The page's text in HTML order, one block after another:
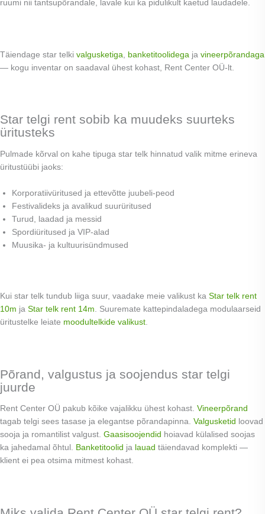
ruumi nii tantsupõrandale, lavale kui ka pidulikult kaetud laudadele.
Täiendage star telki valgusketiga banketitoolidega ja vineerpõrandaga
— kogu inventar on saadaval ühest kohast, Rent Center OÜ-lt.
Star telgi rent sobib ka muudeks suurteks
üritusteks
Pulmade kõrval on kahe tipuga star telk hinnatud valik mitme erineva
üritustüübi jaoks:
Korporatiivüritused ja ettevõtte juubeli-peod
Festivalideks ja avalikud suurüritused
Turud, laadad ja messid
Spordiüritused ja VIP-alad
Muusika- ja kultuurisündmused
Kui star telk tundub liiga suur, vaadake meie valikust ka Star telk rent
10m ja Star telk rent 14m . Suuremate kattepindaladega modulaarseid
üritustelke leiate moodultelkide valikust
Põrand, valgustus ja soojendus star telgi
juurde
Rent Center OÜ pakub kõike vajalikku ühest kohast. Vineerpõrand
tagab telgi sees tasase ja elegantse põrandapinna. Valgusketid loovad
sooja ja romantilist valgust. Gaasisoojendid hoiavad külalised soojas
ka jahedamal õhtul. Banketitoolid ja lauad täiendavad komplekti —
klient ei pea otsima mitmest kohast.